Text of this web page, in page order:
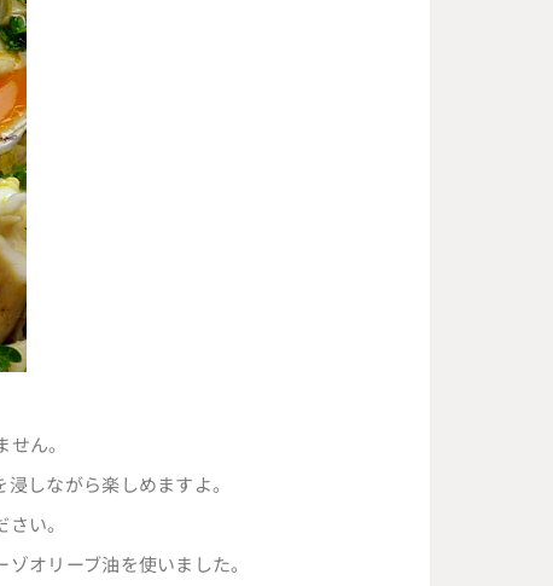
ん。
しながら楽しめますよ。
い。
オリーブ油を使いました。